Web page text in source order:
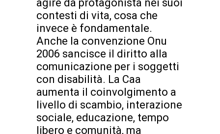
agire da protagonista nei suoi
contesti di vita, cosa che
invece è fondamentale.
Anche la convenzione Onu
2006 sancisce il diritto alla
comunicazione per i soggetti
con disabilità. La Caa
aumenta il coinvolgimento a
livello di scambio, interazione
sociale, educazione, tempo
libero e comunità, ma